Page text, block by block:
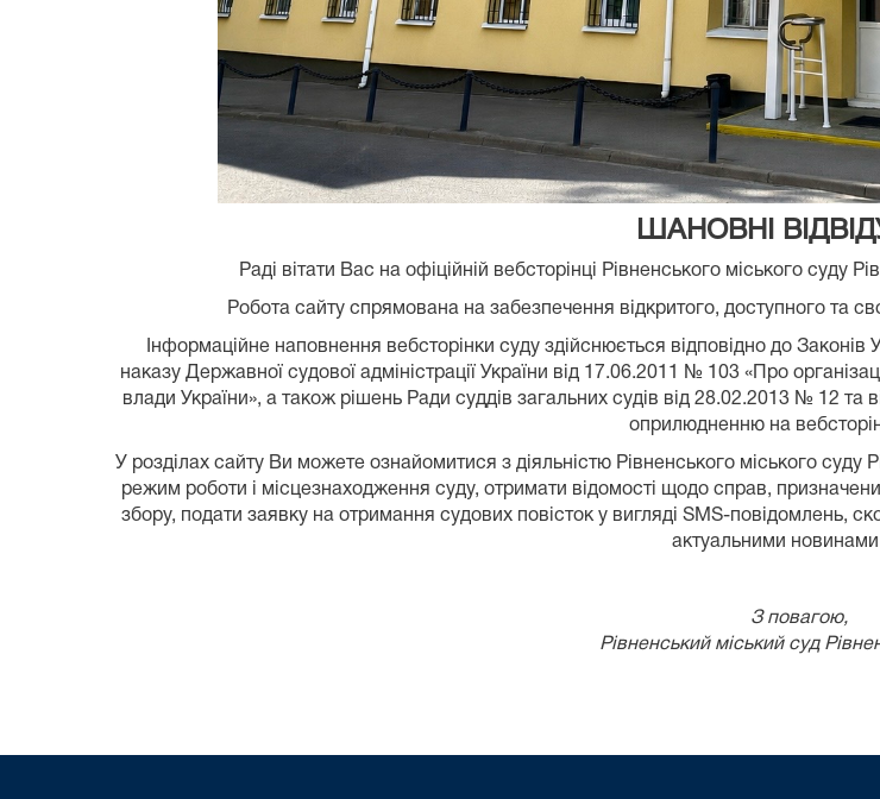
ШАНОВНІ
Раді вітати Вас на офіційній вебсторінці Рівненського міського суду
Робота сайту спрямована на забезпечення відкритого, доступного та
Інформаційне наповнення вебсторінки суду здійснюється відповідно до
наказу Державної судової адміністрації України від 17.06.2011 № 103 «Про
влади України», а також рішень Ради суддів загальних судів від 28.02.2013 № 12
оприлюдненню на
У розділах сайту Ви можете ознайомитися з діяльністю Рівненського міського суду
режим роботи і місцезнаходження суду, отримати відомості щодо справ,
збору, подати заявку на отримання судових повісток у вигляді SMS-повідомлень,
актуальними новинами
З повагою,
Рівненський міський суд